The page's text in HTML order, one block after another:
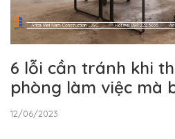
6 lỗi cần tránh khi
phòng làm việc mà
12/06/2023